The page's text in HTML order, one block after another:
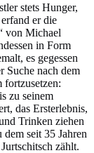
stets Hunger,
er die
von Michael
in Form
es gegessen
Suche nach dem
fortzusetzen:
zu seinem
das Ersterlebnis,
Trinken ziehen
seit 35 Jahren
zählt.